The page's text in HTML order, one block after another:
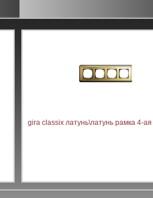
gira classix латунь\латунь рамка 4-